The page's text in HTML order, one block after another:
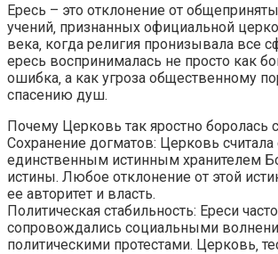
Ересь – это отклонение от
учений‚ признанных официальной
века‚ когда религия пронизывала все
ересь воспринималась не просто как
ошибка‚ а как угроза общественному
спасению душ.
Почему Церковь так яростно боролась
Сохранение догматов: Церковь считала
единственным истинным хранителем
истины. Любое отклонение от этой
ее авторитет и власть.
Политическая стабильность: Ереси часто
сопровождались социальными
политическими протестами. Церковь‚